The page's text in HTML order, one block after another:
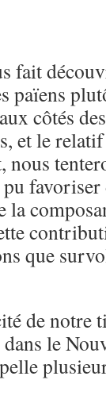
fait
païens
côtés
et le
favoriser
la
que
de notre
le